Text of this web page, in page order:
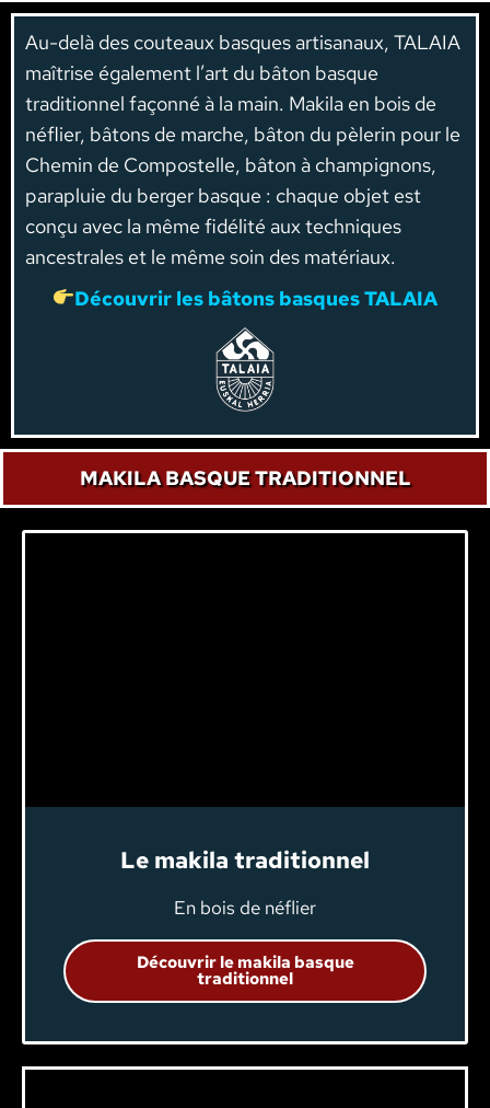
Au-delà des couteaux basques artisanaux, TALAIA
maîtrise également l’art du bâton basque
traditionnel façonné à la main. Makila en bois de
néflier, bâtons de marche, bâton du pèlerin pour le
Chemin de Compostelle, bâton à champignons,
parapluie du berger basque : chaque objet est
conçu avec la même fidélité aux techniques
ancestrales et le même soin des matériaux.
Découvrir les bâtons basques TALAIA
MAKILA BASQUE TRADITIONNEL
Le makila traditionnel
En bois de néflier
Découvrir le makila basque
traditionnel